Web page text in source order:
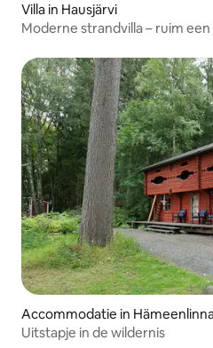
Villa in Hausjärvi
Moderne strandvilla – ruim
Accommodatie in
Uitstapje in de wildernis